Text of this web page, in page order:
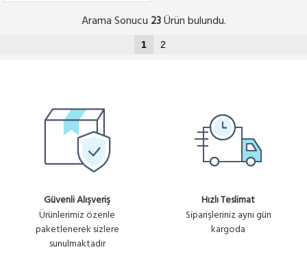
Arama Sonucu 23Ürün bulundu.
1 2
Güvenli Alışveriş
Ürünlerimiz özenle
paketlenerek sizlere
sunulmaktadır
Hızlı Teslimat
Siparişleriniz aynı gün
kargoda